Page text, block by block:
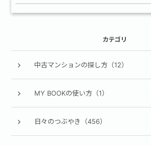
カテゴリ
中古マンションの探し方（12）
MY BOOKの使い方（1）
日々のつぶやき（456）